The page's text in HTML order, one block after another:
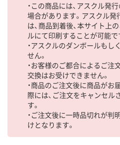
・この商品には、アスクル発
場合があります。アスクル
は、商品到着後、本サイト上
ルにて印刷することが可能で
・アスクルのダンボールもし
せん。
・お客様のご都合によるご注
交換はお受けできません。
・商品のご注文後に商品が
際には、ご注文をキャンセル
す。
・ご注文後に一時品切れが判
けとなります。